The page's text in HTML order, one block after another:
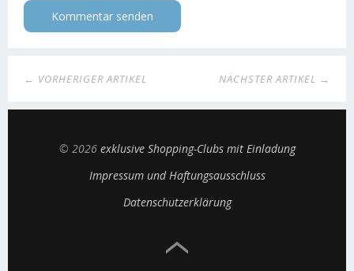
NÄCHSTER ARTIKEL →
← VORHERIGER ARTIKEL
© 2026 exklusive Shopping-Clubs mit Einladung
Impressum und Haftungsausschluss
Datenschutzerklärung